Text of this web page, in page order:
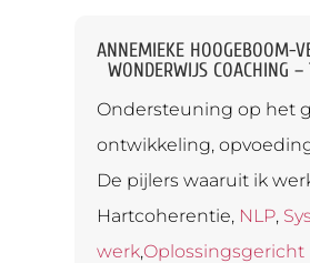
ANNEMIEKE HOOGEBOOM-
WONDERWIJS COACHING –
Ondersteuning op het
ontwikkeling,
De pijlers waaruit ik
Hartcoherentie, NLP,
werk,Oplossingsgericht